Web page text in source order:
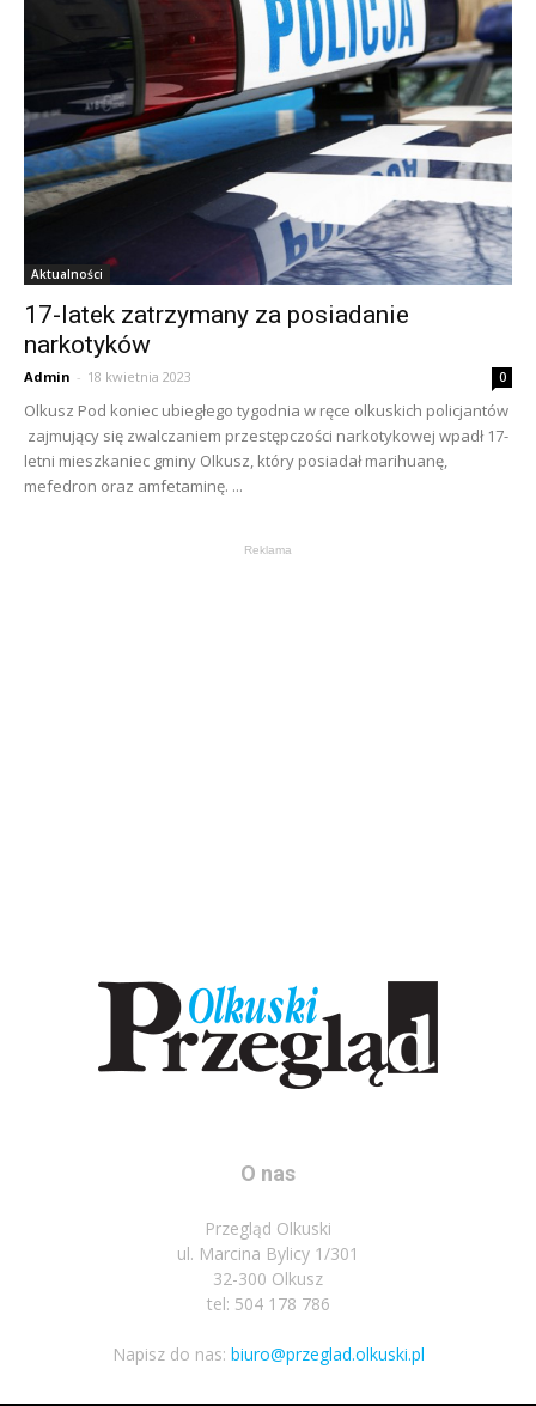
Aktualności
17-latek zatrzymany za posiadanie
narkotyków
Admin - 18 kwietnia 2023 0
Olkusz Pod koniec ubiegłego tygodnia w ręce olkuskich policjantów
zajmujący się zwalczaniem przestępczości narkotykowej wpadł 17-
letni mieszkaniec gminy Olkusz, który posiadał marihuanę,
mefedron oraz amfetaminę. ...
Reklama
O nas
Przegląd Olkuski
ul. Marcina Bylicy 1/301
32-300 Olkusz
tel: 504 178 786
Napisz do nas: biuro@przeglad.olkuski.pl